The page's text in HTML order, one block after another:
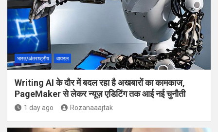
भारत/अंतराष्ट्रीय वायरल
Writing AI के दौर में बदल रहा है अखबारों का कामकाज,
PageMaker से लेकर न्यूज़ एडिटिंग तक आई नई चुनौती
1 day ago Rozanaaajtak